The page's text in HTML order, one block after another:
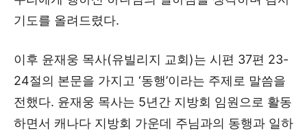
기도를 올려드렸다.
이후 윤재웅 목사(유빌리지 교회)는 시편 37편 23-
24절의 본문을 가지고 ‘동행’이라는 주제로 말씀을
전했다. 윤재웅 목사는 5년간 지방회 임원으로 활동
하면서 캐나다 지방회 가운데 주님과의 동행과 일하